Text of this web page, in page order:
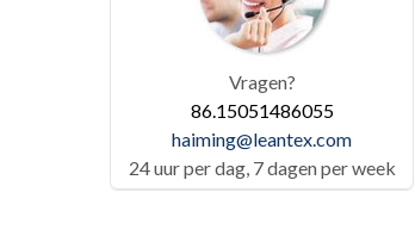
Vragen?
86.15051486055
haiming@leantex.com
24 uur per dag, 7 dagen per week